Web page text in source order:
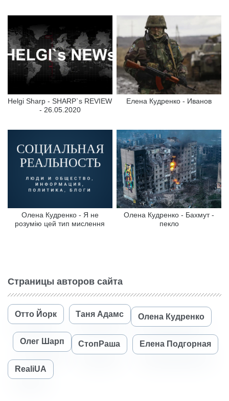
Helgi Sharp - SHARP`s REVIEW
- 26.05.2020
Елена Кудренко - Иванов
Олена Кудренко - Я не
розумію цей тип мислення
Олена Кудренко - Бахмут -
пекло
Страницы авторов сайта
Отто Йорк Таня Адамс Олена Кудренко
Олег Шарп СтопРаша Елена Подгорная
RealiUA